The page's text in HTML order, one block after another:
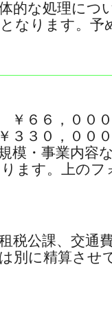
的な処理につ
なります。予
６６，００
３３０，００
模・事業内容
ます。上のフ
税公課、交通
別に精算させ